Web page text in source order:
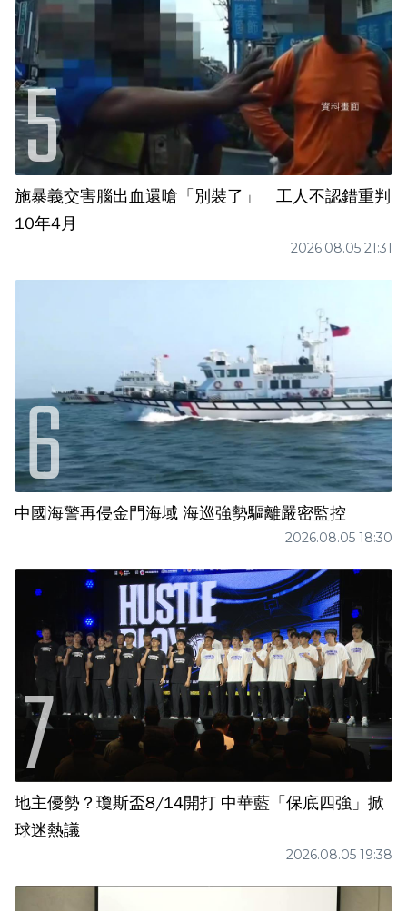
施暴義交害腦出血還嗆「別裝了」 工人不認錯重判
10年4月
2026.08.05 21:31
中國海警再侵金門海域 海巡強勢驅離嚴密監控
2026.08.05 18:30
地主優勢？瓊斯盃8/14開打 中華藍「保底四強」掀
球迷熱議
2026.08.05 19:38